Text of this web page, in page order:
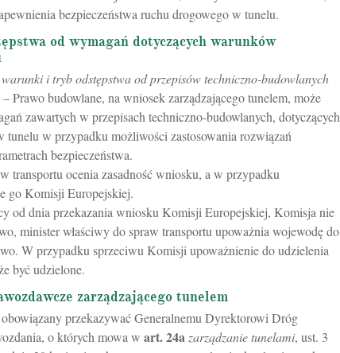
bezpieczeństwa ruchu drogowego w tunelu.
od wymagań dotyczących warunków
warunki i tryb odstępstwa od przepisów techniczno-budowlanych
Prawo budowlane, na wniosek zarządzającego tunelem, może
zawartych w przepisach techniczno-budowlanych, dotyczących
tunelu w przypadku możliwości zastosowania rozwiązań
bezpieczeństwa.
transportu ocenia zasadność wniosku, a w przypadku
go Komisji Europejskiej.
od dnia przekazania wniosku Komisji Europejskiej, Komisja nie
minister właściwy do spraw transportu upoważnia wojewodę do
W przypadku sprzeciwu Komisji upoważnienie do udzielenia
być udzielone.
zarządzającego tunelem
przekazywać Generalnemu Dyrektorowi Dróg
o których mowa w art.24a zarządzanie tunelami, ust. 3